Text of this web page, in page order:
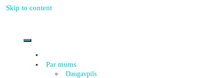
Skip to content
Par mums
Daugavpils